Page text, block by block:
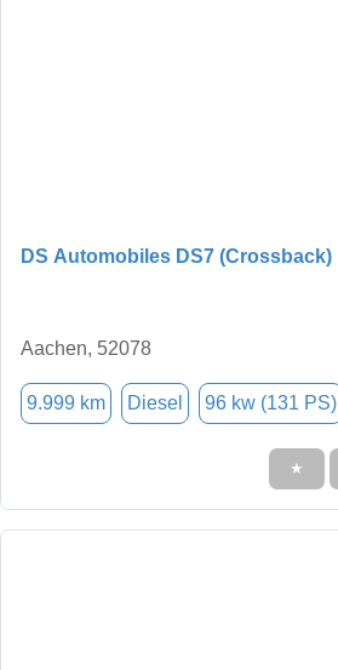
DS Automobiles DS7 (Crossback)
Aachen, 52078
9.999 km Diesel 96 kw (131 PS)
★